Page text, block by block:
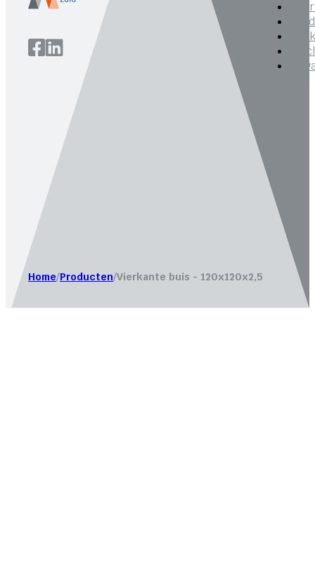
Website laten maken door Bureau Magneet – Online
Home/Producten/Vierkante buis - 120x120x2,5